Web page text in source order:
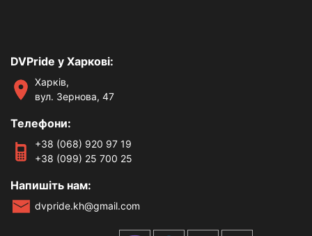
DVPride у Харкові:
Харків,
вул. Зернова, 47
Телефони:
+38 (068) 920 97 19
+38 (099) 25 700 25
Напишіть нам:
dvpride.kh@gmail.com